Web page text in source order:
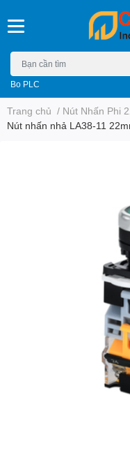
Bo PLC
Trang chủ / Nút Nhấn Phi
Nút nhấn nhả LA38-11